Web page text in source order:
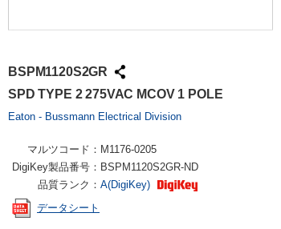
BSPM1120S2GR
SPD TYPE 2 275VAC MCOV 1 POLE
Eaton - Bussmann Electrical Division
マルツコード： M1176-0205
DigiKey製品番号： BSPM1120S2GR-ND
品質ランク： A(DigiKey)
データシート